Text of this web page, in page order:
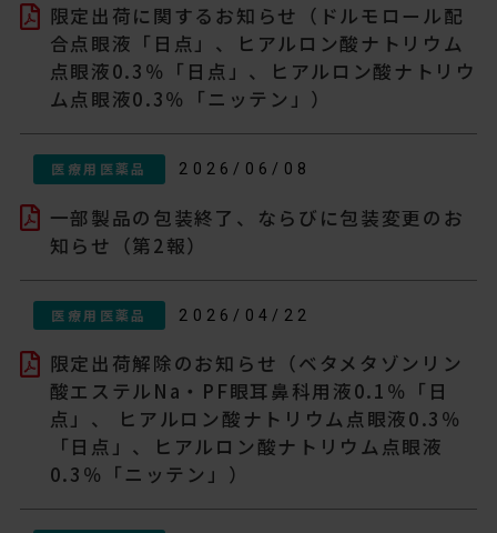
限定出荷に関するお知らせ（ドルモロール配
合点眼液「日点」、ヒアルロン酸ナトリウム
点眼液0.3％「日点」、ヒアルロン酸ナトリウ
ム点眼液0.3％「ニッテン」）
2026/06/08
医療用医薬品
一部製品の包装終了、ならびに包装変更のお
知らせ（第2報）
2026/04/22
医療用医薬品
限定出荷解除のお知らせ（ベタメタゾンリン
酸エステルNa・PF眼耳鼻科用液0.1％「日
点」、 ヒアルロン酸ナトリウム点眼液0.3％
「日点」、ヒアルロン酸ナトリウム点眼液
0.3％「ニッテン」）